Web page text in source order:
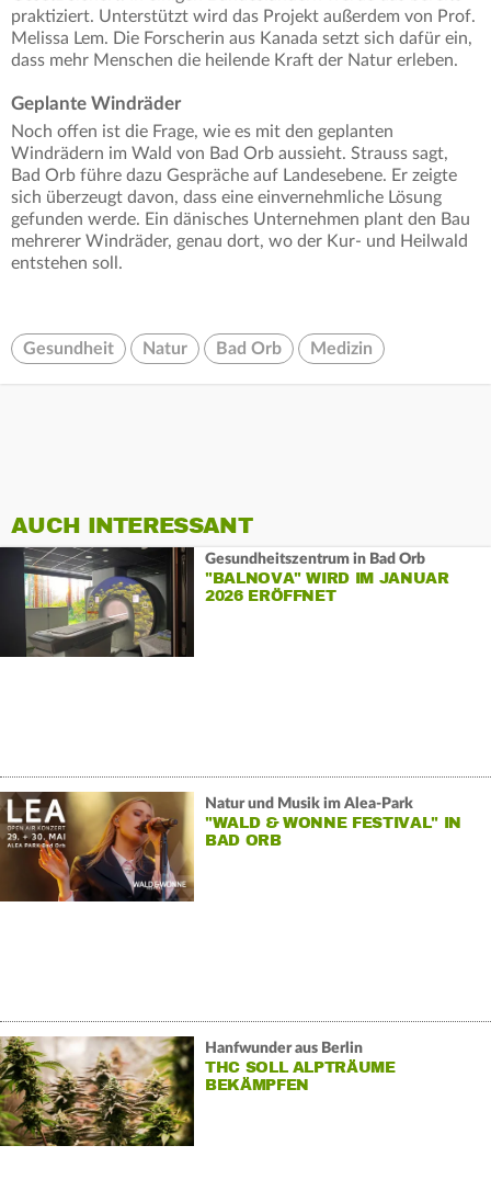
praktiziert. Unterstützt wird das Projekt außerdem von Prof.
Melissa Lem. Die Forscherin aus Kanada setzt sich dafür ein,
dass mehr Menschen die heilende Kraft der Natur erleben.
Geplante Windräder
Noch offen ist die Frage, wie es mit den geplanten
Windrädern im Wald von Bad Orb aussieht. Strauss sagt,
Bad Orb führe dazu Gespräche auf Landesebene. Er zeigte
sich überzeugt davon, dass eine einvernehmliche Lösung
gefunden werde. Ein dänisches Unternehmen plant den Bau
mehrerer Windräder, genau dort, wo der Kur- und Heilwald
entstehen soll.
Gesundheit Natur Bad Orb Medizin
AUCH INTERESSANT
Gesundheitszentrum in Bad Orb
"BALNOVA" WIRD IM JANUAR
2026 ERÖFFNET
Natur und Musik im Alea-Park
"WALD & WONNE FESTIVAL" IN
BAD ORB
Hanfwunder aus Berlin
THC SOLL ALPTRÄUME
BEKÄMPFEN